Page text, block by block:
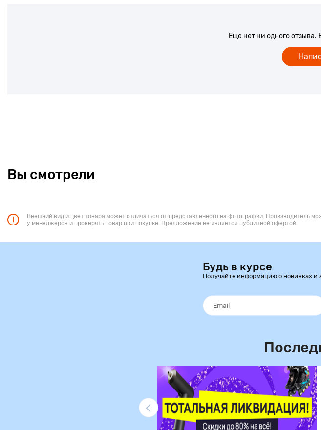
Еще нет ни одного
Вы смотрели
Внешний вид и цвет товара может отличаться от представленного на фотографии. Производитель
у менеджеров и проверять товар при покупке. Предложение не является публичной офертой.
Будь в курсе
Получайте информацию о новинках и